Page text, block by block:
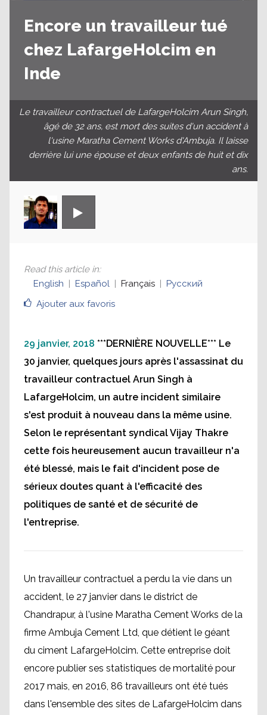
Encore un travailleur tué
chez LafargeHolcim en
Inde
Le travailleur contractuel de LafargeHolcim Arun Singh,
âgé de 32 ans, est mort des suites d'un accident à
l'usine Maratha Cement Works d'Ambuja. Il laisse
derrière lui une épouse et deux enfants de huit et dix
ans.
Ajouter aux favoris
Read this article in:
English
Español Français Русский
29 janvier, 2018 ***DERNIÈRE NOUVELLE*** Le
30 janvier, quelques jours après l'assassinat du
travailleur contractuel Arun Singh à
LafargeHolcim, un autre incident similaire
s'est produit à nouveau dans la même usine.
Selon le représentant syndical Vijay Thakre
cette fois heureusement aucun travailleur n'a
été blessé, mais le fait d'incident pose de
sérieux doutes quant à l'efficacité des
politiques de santé et de sécurité de
l'entreprise.
Un travailleur contractuel a perdu la vie dans un
accident, le 27 janvier dans le district de
Chandrapur, à l'usine Maratha Cement Works de la
firme Ambuja Cement Ltd, que détient le géant
du ciment LafargeHolcim. Cette entreprise doit
encore publier ses statistiques de mortalité pour
2017 mais, en 2016, 86 travailleurs ont été tués
dans l'ensemble des sites de LafargeHolcim dans